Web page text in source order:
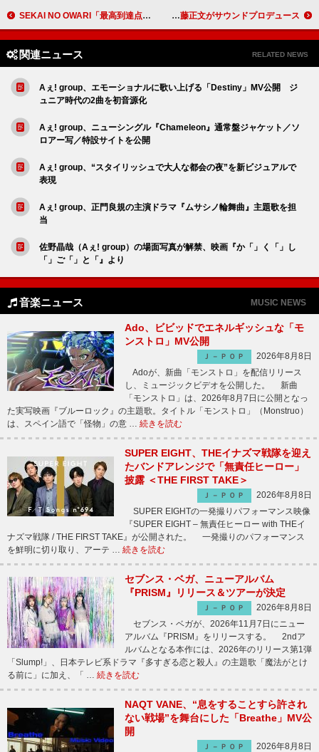
SEKAI NO OWARI「最高到達点」2億回突破：今週のストリーミングまとめ GENERATIONSの新曲「MY GENERATION」、アジカン後藤正文がサウンドプロデュース
関連ニュース RELATED NEWS
Aぇ! group、エモーショナルに歌い上げる「Destiny」MV公開 ジ
ュニア時代の2曲を初音源化
Aぇ! group、ニューシングル『Chameleon』通常盤ジャケット／ソ
ロアー写／特設サイトを公開
Aぇ! group、“スタイリッシュで大人な都会の夜”を新ビジュアルで
表現
Aぇ! group、正門良規の主演ドラマ『ムサシノ輪舞曲』主題歌を担
当
佐野晶哉（Aぇ! group）の場面写真が解禁、映画『か「」く「」し
「」ご「」と「』より
音楽ニュース MUSIC NEWS
Ado、ビビッドでエネルギッシュな「モ
ンストロ」MV公開
Ｊ－ＰＯＰ
2026年8月8日
Adoが、新曲「モンストロ」を配信リリース
し、ミュージックビデオを公開した。 新曲
「モンストロ」は、2026年8月7日に公開となっ
た実写映画『ブルーロック』の主題歌。タイトル「モンストロ」（Monstruo）
は、スペイン語で「怪物」の意 … 続きを読む
SUPER EIGHT、THEイナズマ戦隊を迎え
たバンドアレンジで「無責任ヒーロー」
披露 ＜THE FIRST TAKE＞
Ｊ－ＰＯＰ
2026年8月8日
SUPER EIGHTの一発撮りパフォーマンス映像
『SUPER EIGHT – 無責任ヒーロー with THEイ
ナズマ戦隊 / THE FIRST TAKE』が公開された。 一発撮りのパフォーマンス
を鮮明に切り取り、アーテ … 続きを読む
セブンス・ベガ、ニューアルバム
『PRISM』リリース＆ツアーが決定
Ｊ－ＰＯＰ
2026年8月8日
セブンス・ベガが、2026年11月7日にニュー
アルバム『PRISM』をリリースする。 2ndア
ルバムとなる本作には、2026年のリリース第1弾
「Slump!」、日本テレビ系ドラマ『多すぎる恋と殺人』の主題歌「魔法がとけ
る前に」に加え、「 … 続きを読む
NAQT VANE、“息をすることすら許され
ない戦場”を舞台にした「Breathe」MV公
開
Ｊ－ＰＯＰ
2026年8月8日